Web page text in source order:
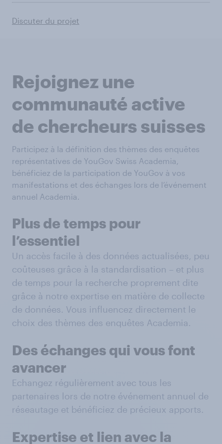
Discuter du projet
Rejoignez une
communauté active
de chercheurs suisses
Participez à la définition des thèmes des enquêtes
représentatives de YouGov Swiss Academia,
bénéficiez de la participation de YouGov à vos
manifestations et des échanges lors de l’événement
annuel Academia.
Plus de temps pour
l’essentiel
Un accès facile à des données actualisées, peu
coûteuses grâce à la standardisation – et plus
de temps pour la recherche proprement dite
grâce à notre expertise en matière de collecte
de données. Vous influencez directement le
choix des thèmes des enquêtes Academia.
Des échanges qui vous font
avancer
Echangez régulièrement avec tous les
partenaires lors de notre événement annuel de
réseautage et bénéficiez de précieux apports.
Expertise et lien avec la